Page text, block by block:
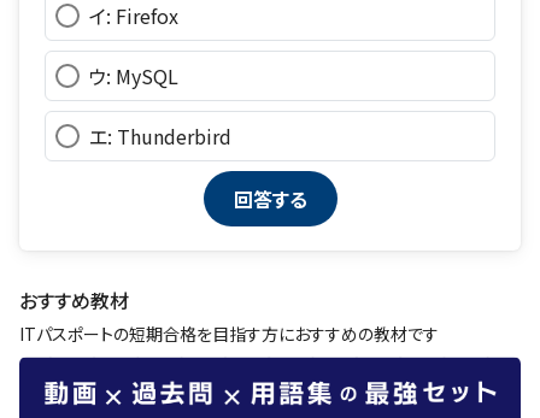
イ: Firefox
ウ: MySQL
エ: Thunderbird
おすすめ教材
ITパスポートの短期合格を目指す方におすすめの教材です